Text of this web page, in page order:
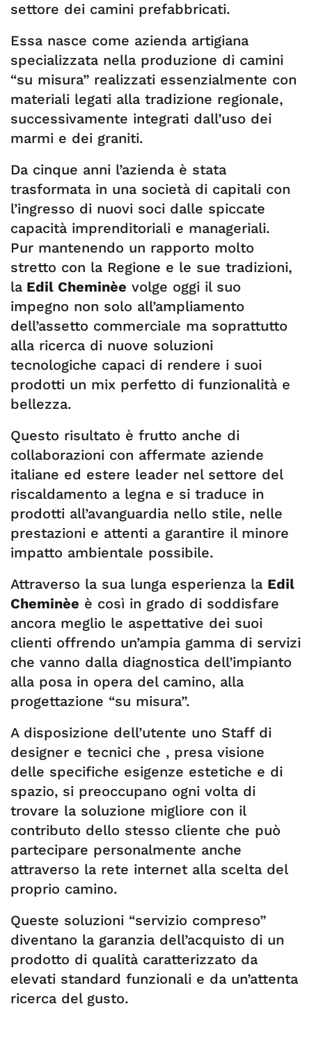
settore dei camini prefabbricati.
Essa nasce come azienda artigiana
specializzata nella produzione di camini
“su misura” realizzati essenzialmente con
materiali legati alla tradizione regionale,
successivamente integrati dall’uso dei
marmi e dei graniti.
Da cinque anni l’azienda è stata
trasformata in una società di capitali con
l’ingresso di nuovi soci dalle spiccate
capacità imprenditoriali e manageriali.
Pur mantenendo un rapporto molto
stretto con la Regione e le sue tradizioni,
la Edil Cheminèe volge oggi il suo
impegno non solo all’ampliamento
dell’assetto commerciale ma soprattutto
alla ricerca di nuove soluzioni
tecnologiche capaci di rendere i suoi
prodotti un mix perfetto di funzionalità e
bellezza.
Questo risultato è frutto anche di
collaborazioni con affermate aziende
italiane ed estere leader nel settore del
riscaldamento a legna e si traduce in
prodotti all’avanguardia nello stile, nelle
prestazioni e attenti a garantire il minore
impatto ambientale possibile.
Attraverso la sua lunga esperienza la Edil
Cheminèe è così in grado di soddisfare
ancora meglio le aspettative dei suoi
clienti offrendo un’ampia gamma di servizi
che vanno dalla diagnostica dell’impianto
alla posa in opera del camino, alla
progettazione “su misura”.
A disposizione dell’utente uno Staff di
designer e tecnici che , presa visione
delle specifiche esigenze estetiche e di
spazio, si preoccupano ogni volta di
trovare la soluzione migliore con il
contributo dello stesso cliente che può
partecipare personalmente anche
attraverso la rete internet alla scelta del
proprio camino.
Queste soluzioni “servizio compreso”
diventano la garanzia dell’acquisto di un
prodotto di qualità caratterizzato da
elevati standard funzionali e da un’attenta
ricerca del gusto.